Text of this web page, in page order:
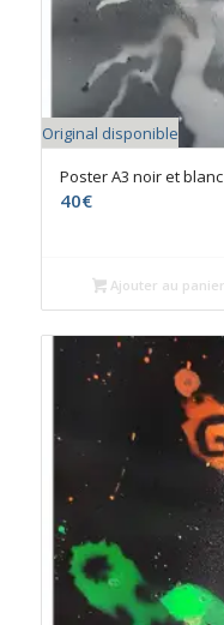
Original disponible
Poster A3 noir et
40€
Ajouter au panier